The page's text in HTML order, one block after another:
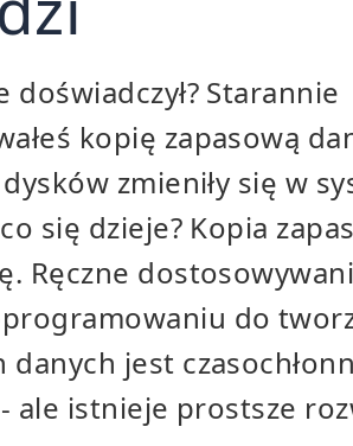
doświadczył? Starannie
kopię zapasową
zmieniły się w
się dzieje? Kopia
Ręczne
do
danych jest
ale istnieje prostsze